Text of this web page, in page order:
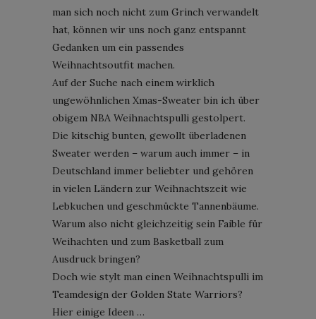
man sich noch nicht zum Grinch verwandelt
hat, können wir uns noch ganz entspannt
Gedanken um ein passendes
Weihnachtsoutfit machen.
Auf der Suche nach einem wirklich
ungewöhnlichen Xmas-Sweater bin ich über
obigem NBA Weihnachtspulli gestolpert.
Die kitschig bunten, gewollt überladenen
Sweater werden – warum auch immer – in
Deutschland immer beliebter und gehören
in vielen Ländern zur Weihnachtszeit wie
Lebkuchen und geschmückte Tannenbäume.
Warum also nicht gleichzeitig sein Faible für
Weihachten und zum Basketball zum
Ausdruck bringen?
Doch wie stylt man einen Weihnachtspulli im
Teamdesign der Golden State Warriors?
Hier einige Ideen …